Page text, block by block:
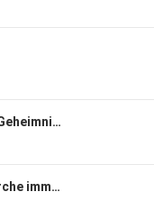
Maria von Magdala - welches Geheimnis verbirgt sie?
Banyas - warum wird es die Kirche immer geben?